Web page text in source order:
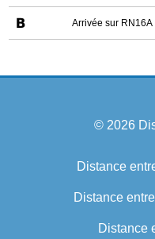
Arrivée sur RN16A
© 2026
Distance
Distance entre
Distance